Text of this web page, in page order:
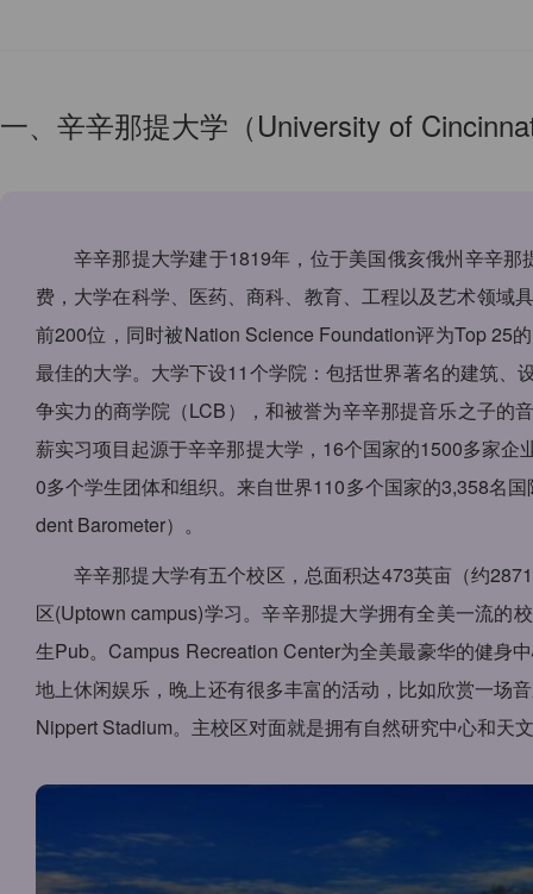
一、辛辛那提大学（University of
辛辛那提大学建于1819年，位于美国俄亥俄州辛辛
费，大学在科学、医药、商科、教育、工程以及艺术领域
前200位，同时被Nation Science Foundation评为Top 25
最佳的大学。大学下设11个学院：包括世界著名的建筑
争实力的商学院（LCB），和被誉为辛辛那提音乐之子的
薪实习项目起源于辛辛那提大学，16个国家的1500多家
0多个学生团体和组织。来自世界110多个国家的3,358名
dent Barometer）。
辛辛那提大学有五个校区，总面积达473英亩（约
区(Uptown campus)学习。辛辛那提大学拥有全美一流的
生Pub。Campus Recreation Center为全美最豪华的健身
地上休闲娱乐，晚上还有很多丰富的活动，比如欣赏一场
Nippert Stadium。主校区对面就是拥有自然研究中心和天